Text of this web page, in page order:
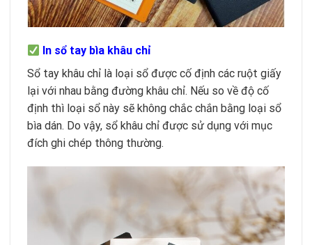
In sổ tay bìa khâu chỉ
Sổ tay khâu chỉ là loại sổ được cố định các ruột giấy
lại với nhau bằng đường khâu chỉ. Nếu so về độ cố
định thì loại sổ này sẽ không chắc chắn bằng loại sổ
bìa dán. Do vậy, sổ khâu chỉ được sử dụng với mục
đích ghi chép thông thường.